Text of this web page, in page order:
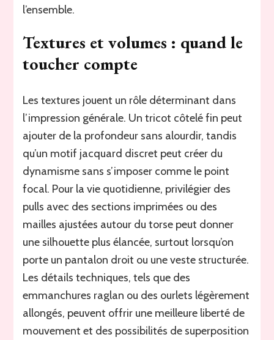
l’ensemble.
Textures et volumes : quand le
toucher compte
Les textures jouent un rôle déterminant dans
l’impression générale. Un tricot côtelé fin peut
ajouter de la profondeur sans alourdir, tandis
qu’un motif jacquard discret peut créer du
dynamisme sans s’imposer comme le point
focal. Pour la vie quotidienne, privilégier des
pulls avec des sections imprimées ou des
mailles ajustées autour du torse peut donner
une silhouette plus élancée, surtout lorsqu’on
porte un pantalon droit ou une veste structurée.
Les détails techniques, tels que des
emmanchures raglan ou des ourlets légèrement
allongés, peuvent offrir une meilleure liberté de
mouvement et des possibilités de superposition